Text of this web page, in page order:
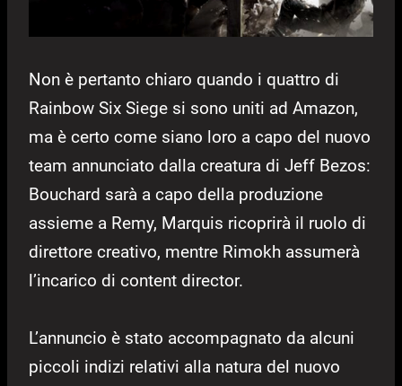
Non è pertanto chiaro quando i quattro di
Rainbow Six Siege si sono uniti ad Amazon,
ma è certo come siano loro a capo del nuovo
team annunciato dalla creatura di Jeff Bezos:
Bouchard sarà a capo della produzione
assieme a Remy, Marquis ricoprirà il ruolo di
direttore creativo, mentre Rimokh assumerà
l’incarico di content director.
L’annuncio è stato accompagnato da alcuni
piccoli indizi relativi alla natura del nuovo